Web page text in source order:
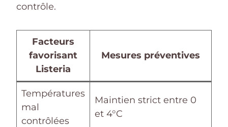
contrôle.
Facteurs
favorisant
Listeria
Mesures préventives
Températures
mal
contrôlées
Maintien strict entre 0
et 4°C